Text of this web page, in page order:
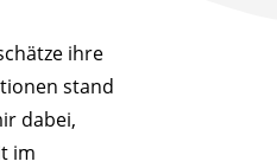
ihre
stand
dabei,
im